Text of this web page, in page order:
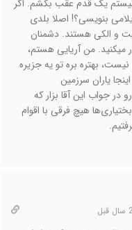
یک قدم عقب بکشم. اگر
بنویسی؟! اصلا بلدی
و الکی هستند. دشمنان
میکنید. من آریایی هستم،
بهتره بره تو یه جزیره
یاران سرزمین
جواب این آقا بزار که
هیچ فرقی با اقوام